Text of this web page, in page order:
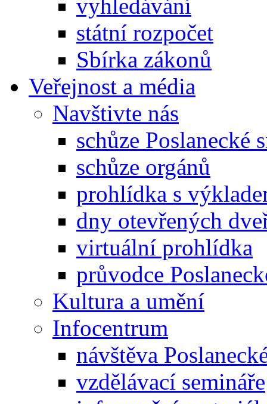
vyhledávání
státní rozpočet
Sbírka zákonů
Veřejnost a média
Navštivte nás
schůze Poslanecké
schůze orgánů
prohlídka s
dny otevřených
virtuální prohlídka
průvodce
Kultura a umění
Infocentrum
návštěva
vzdělávací semináře